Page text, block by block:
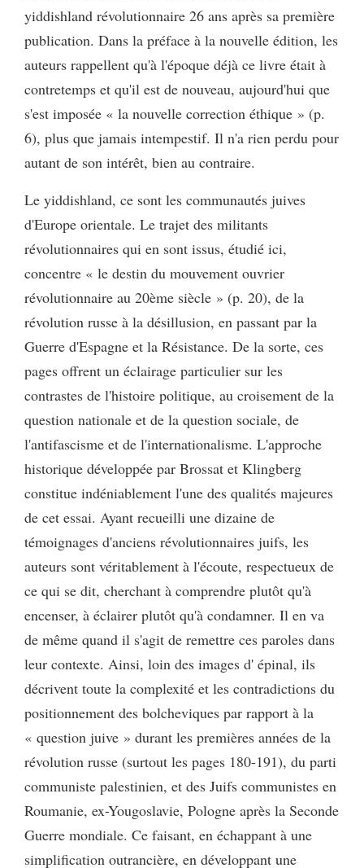
yiddishland révolutionnaire 26 ans après sa première
publication. Dans la préface à la nouvelle édition, les
auteurs rappellent qu'à l'époque déjà ce livre était à
contretemps et qu'il est de nouveau, aujourd'hui que
s'est imposée « la nouvelle correction éthique » (p.
6), plus que jamais intempestif. Il n'a rien perdu pour
autant de son intérêt, bien au contraire.
Le yiddishland, ce sont les communautés juives
d'Europe orientale. Le trajet des militants
révolutionnaires qui en sont issus, étudié ici,
concentre « le destin du mouvement ouvrier
révolutionnaire au 20ème siècle » (p. 20), de la
révolution russe à la désillusion, en passant par la
Guerre d'Espagne et la Résistance. De la sorte, ces
pages offrent un éclairage particulier sur les
contrastes de l'histoire politique, au croisement de la
question nationale et de la question sociale, de
l'antifascisme et de l'internationalisme. L'approche
historique développée par Brossat et Klingberg
constitue indéniablement l'une des qualités majeures
de cet essai. Ayant recueilli une dizaine de
témoignages d'anciens révolutionnaires juifs, les
auteurs sont véritablement à l'écoute, respectueux de
ce qui se dit, cherchant à comprendre plutôt qu'à
encenser, à éclairer plutôt qu'à condamner. Il en va
de même quand il s'agit de remettre ces paroles dans
leur contexte. Ainsi, loin des images d' épinal, ils
décrivent toute la complexité et les contradictions du
positionnement des bolcheviques par rapport à la
« question juive » durant les premières années de la
révolution russe (surtout les pages 180-191), du parti
communiste palestinien, et des Juifs communistes en
Roumanie, ex-Yougoslavie, Pologne après la Seconde
Guerre mondiale. Ce faisant, en échappant à une
simplification outrancière, en développant une